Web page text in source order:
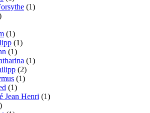
(1)
(1)
(1)
(1)
(1)
(2)
(1)
(1)
Jean Henri (1)